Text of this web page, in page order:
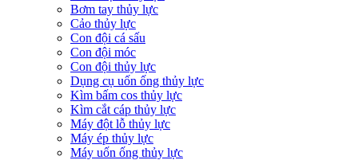
Bơm tay thủy lực
Cảo thủy lực
Con đội cá sấu
Con đội móc
Con đội thủy lực
Dụng cụ uốn ống thủy lực
Kìm bấm cos thủy lực
Kìm cắt cáp thủy lực
Máy đột lỗ thủy lực
Máy ép thủy lực
Máy uốn ống thủy lực